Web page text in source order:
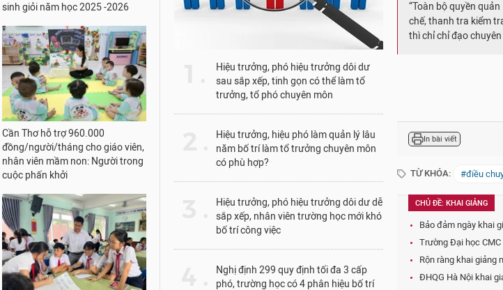
sinh giỏi năm học 2025 -2026
Cần Thơ hỗ trợ 960.000
đồng/người/tháng cho giáo viên,
nhân viên mầm non: Người trong
cuộc phấn khởi
Hiệu trưởng, phó hiệu trưởng dôi dư
sau sắp xếp, tinh gọn có thể làm tổ
trưởng, tổ phó chuyên môn
Hiệu trưởng, hiệu phó làm quản lý lâu
năm bố trí làm tổ trưởng chuyên môn
có phù hợp?
Hiệu trưởng, phó hiệu trưởng dôi dư dễ
sắp xếp, nhân viên trường học mới khó
bố trí công việc
Nghị định 299 quy định tối đa 3 cấp
phó, trường học có 4 phân hiệu bố trí
Đào tạo đã có văn
trạng điều chuyển
tại trường Đại học
[1]
Phải chăng, lãnh
Đào tạo?
Bởi, đến chiều 10/
tử Giáo dục Việt Nam
thông tin của tỉnh